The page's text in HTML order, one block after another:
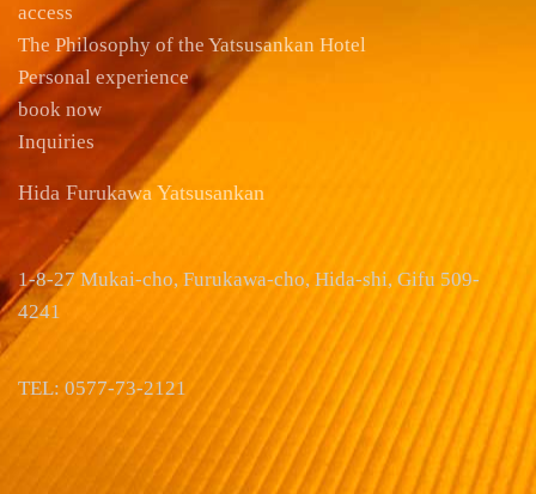
access
The Philosophy of the Yatsusankan Hotel
Personal experience
book now
Inquiries
Hida Furukawa Yatsusankan
1-8-27 Mukai-cho, Furukawa-cho, Hida-shi, Gifu 509-
4241
TEL: 0577-73-2121